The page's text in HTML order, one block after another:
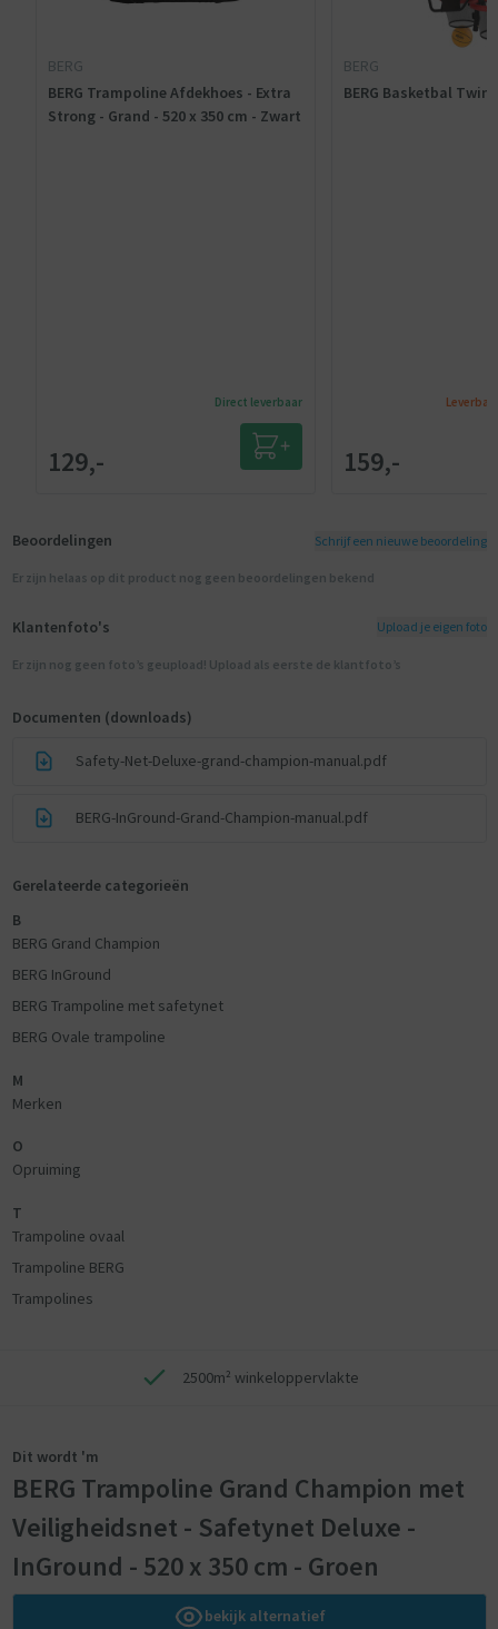
BERG
BERG Trampoline Afdekhoes - Extra
Strong - Grand - 520 x 350 cm - Zwart
129,-
Direct leverbaar
BERG
BERG Basketbal
159,-
Beoordelingen Schrijf een nieuwe beoordeling
Er zijn helaas op dit product nog geen beoordelingen bekend
Klantenfoto's Upload je eigen foto
Er zijn nog geen foto’s geupload! Upload als eerste de klantfoto’s
Documenten (downloads)
Safety-Net-Deluxe-grand-champion-manual.pdf
BERG-InGround-Grand-Champion-manual.pdf
Gerelateerde categorieën
B
BERG Grand Champion
BERG InGround
BERG Trampoline met safetynet
BERG Ovale trampoline
M
Merken
O
Opruiming
T
Trampoline ovaal
Trampoline BERG
Trampolines
2500m² winkeloppervlakte
Dit wordt 'm
BERG Trampoline Grand Champion met
Veiligheidsnet - Safetynet Deluxe -
InGround - 520 x 350 cm - Groen
bekijk alternatief